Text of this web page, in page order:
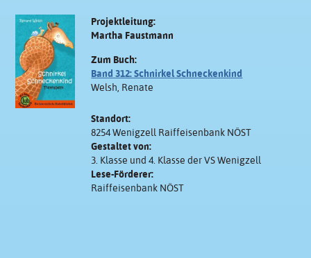
Projektleitung:
Martha Faustmann
Zum Buch:
Band 312: Schnirkel Schneckenkind
Welsh, Renate
Standort:
8254 Wenigzell Raiffeisenbank NÖST
Gestaltet von:
3. Klasse und 4. Klasse der VS Wenigzell
Lese-Förderer:
Raiffeisenbank NÖST